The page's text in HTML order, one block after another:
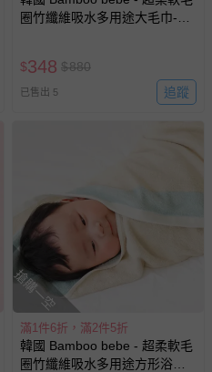
換貨文字，原封包裝後交付給
賞期／猶豫期權益，但此期間
品必須是未經使用的全新狀態，
件及贈品等。
天（含例假日內提出），如為
由媽咪愛負責處理，若非瑕疵
『已出貨』中查詢該筆訂單，
申請。若有相關退貨問題，請
我們將依序為您處理
如因部份退貨，而該訂單保
價計算，活動贈品亦需一併退
圈竹纖維吸水多用途大毛巾-幾
$348 $880
已售出 5 追蹤
搶購一空
滿1件6折，滿2件5折
韓國 Bamboo bebe - 超柔軟毛
圈竹纖維吸水多用途方形浴巾-